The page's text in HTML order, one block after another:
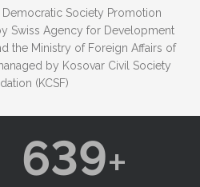
Society Promotion
Swiss Agency for Development
the Ministry of Foreign Affairs of
by Kosovar Civil Society
(KCSF)
639